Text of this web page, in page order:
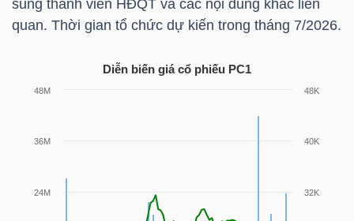
sung thành viên HĐQT và các nội dung khác liên
quan. Thời gian tổ chức dự kiến trong tháng 7/2026.
Diễn biến giá cổ phiếu PC1
CÔNG
TIÊU